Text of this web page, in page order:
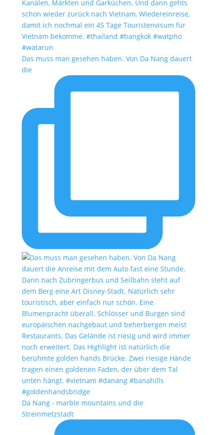
Das muss man gesehen haben. Von Da Nang dauert
die
Da Nang - marble mountains und die
Streinmetzstadt